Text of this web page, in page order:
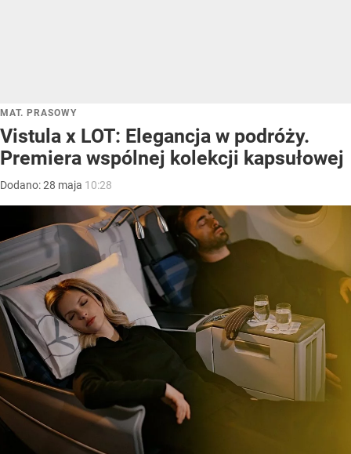
MAT. PRASOWY
Vistula x LOT: Elegancja w podróży.
Premiera wspólnej kolekcji kapsułowej
Dodano:28 maja 10:28